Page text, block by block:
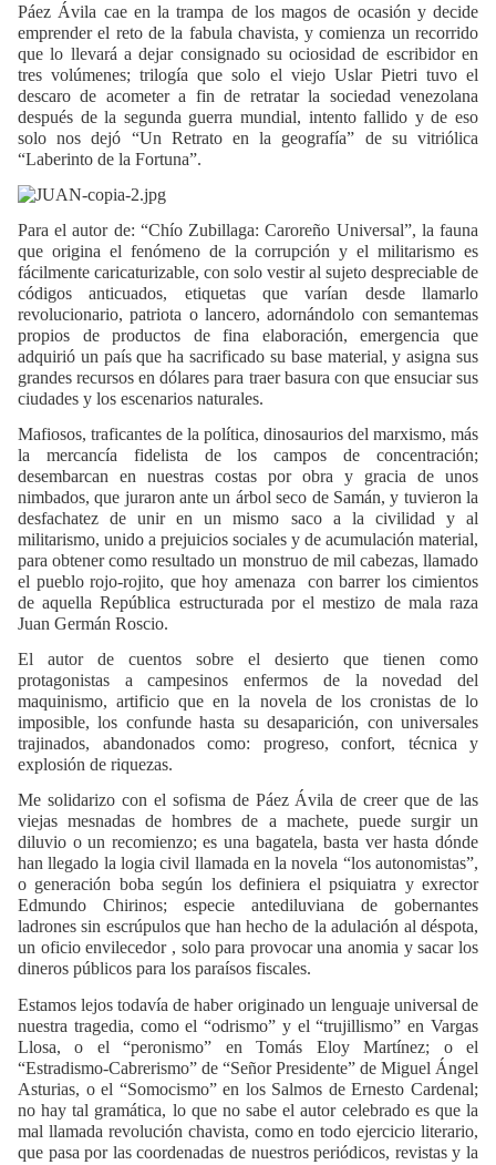
Páez Ávila cae en la trampa de los magos de ocasión y decide
emprender el reto de la fabula chavista, y comienza un recorrido
que lo llevará a dejar consignado su ociosidad de escribidor en
tres volúmenes; trilogía que solo el viejo Uslar Pietri tuvo el
descaro de acometer a fin de retratar la sociedad venezolana
después de la segunda guerra mundial, intento fallido y de eso
solo nos dejó “Un Retrato en la geografía” de su vitriólica
“Laberinto de la Fortuna”.
Para el autor de: “Chío Zubillaga: Caroreño Universal”, la fauna
que origina el fenómeno de la corrupción y el militarismo es
fácilmente caricaturizable, con solo vestir al sujeto despreciable de
códigos anticuados, etiquetas que varían desde llamarlo
revolucionario, patriota o lancero, adornándolo con semantemas
propios de productos de fina elaboración, emergencia que
adquirió un país que ha sacrificado su base material, y asigna sus
grandes recursos en dólares para traer basura con que ensuciar sus
ciudades y los escenarios naturales.
Mafiosos, traficantes de la política, dinosaurios del marxismo, más
la mercancía fidelista de los campos de concentración;
desembarcan en nuestras costas por obra y gracia de unos
nimbados, que juraron ante un árbol seco de Samán, y tuvieron la
desfachatez de unir en un mismo saco a la civilidad y al
militarismo, unido a prejuicios sociales y de acumulación material,
para obtener como resultado un monstruo de mil cabezas, llamado
el pueblo rojo-rojito, que hoy amenaza
con barrer los cimientos
de aquella República estructurada por el mestizo de mala raza
Juan Germán Roscio.
El autor de cuentos sobre el desierto que tienen como
protagonistas a campesinos enfermos de la novedad del
maquinismo, artificio que en la novela de los cronistas de lo
imposible, los confunde hasta su desaparición, con universales
trajinados, abandonados como: progreso, confort, técnica y
explosión de riquezas.
Me solidarizo con el sofisma de Páez Ávila de creer que de las
viejas mesnadas de hombres de a machete, puede surgir un
diluvio o un recomienzo; es una bagatela, basta ver hasta dónde
han llegado la logia civil llamada en la novela “los autonomistas”,
o generación boba según los definiera el psiquiatra y exrector
Edmundo Chirinos; especie antediluviana de gobernantes
ladrones sin escrúpulos que han hecho de la adulación al déspota,
un oficio envilecedor , solo para provocar una anomia y sacar los
dineros públicos para los paraísos fiscales.
Estamos lejos todavía de haber originado un lenguaje universal de
nuestra tragedia, como el “odrismo” y el “trujillismo” en Vargas
Llosa, o el “peronismo” en Tomás Eloy Martínez; o el
“Estradismo-Cabrerismo” de “Señor Presidente” de Miguel Ángel
Asturias, o el “Somocismo” en los Salmos de Ernesto Cardenal;
no hay tal gramática, lo que no sabe el autor celebrado es que la
mal llamada revolución chavista, como en todo ejercicio literario,
que pasa por las coordenadas de nuestros periódicos, revistas y la